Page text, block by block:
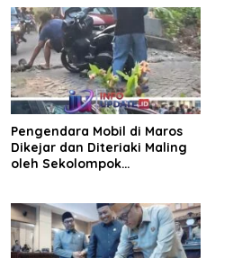
Pengendara Mobil di Maros
Dikejar dan Diteriaki Maling
oleh Sekolompok